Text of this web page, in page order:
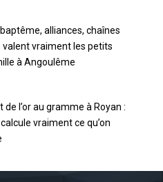
alliances, chaînes
valent vraiment les petits
à Angoulême
de l’or au gramme à Royan :
vraiment ce qu’on